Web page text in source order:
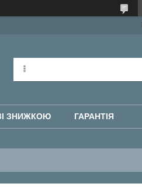
ЗНИЖКОЮ ГАРАНТІЯ